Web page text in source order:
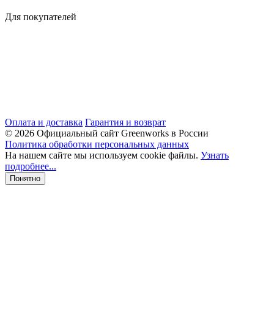
Для покупателей
Оплата и доставка Гарантия и возврат
© 2026 Официальный сайт Greenworks в России
Политика обработки персональных данных
На нашем сайте мы используем cookie файлы. Узнать
подробнее...
Понятно